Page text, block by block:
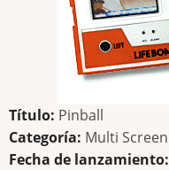
Título: Pinball
Categoría: Multi Screen
Fecha de lanzamiento: